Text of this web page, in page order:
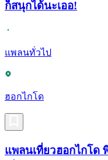
ก็สนุกได้นะเออ!
แพลนทั่วไป
ฮอกไกโด
แพลนเที่ยวฮอกไกโด